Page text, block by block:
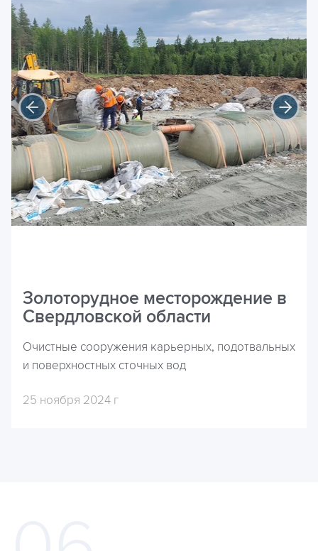
Золоторудное месторождение в
Свердловской области
Очистные сооружения карьерных, подотвальных
и поверхностных сточных вод
25 ноября 2024 г